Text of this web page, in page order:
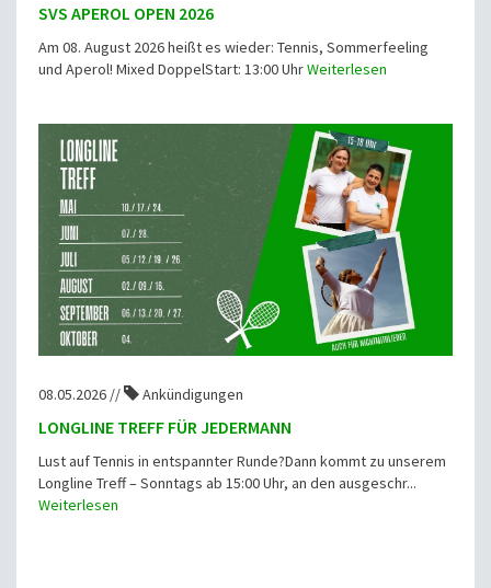
SVS APEROL OPEN 2026
Am 08. August 2026 heißt es wieder: Tennis, Sommerfeeling
und Aperol! Mixed DoppelStart: 13:00 UhrWeiterlesen
08.05.2026 // Ankündigungen
LONGLINE TREFF FÜR JEDERMANN
Lust auf Tennis in entspannter Runde?Dann kommt zu unserem
Longline Treff – Sonntags ab 15:00 Uhr, an den ausgeschr...
Weiterlesen